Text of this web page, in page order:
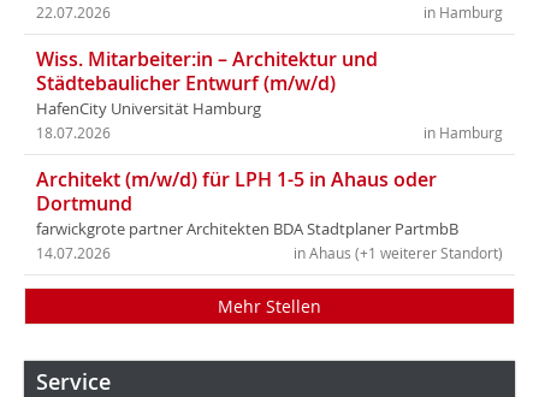
in Hamburg
22.07.2026
Wiss. Mitarbeiter:in – Architektur und
Städtebaulicher Entwurf (m/w/d)
HafenCity Universität Hamburg
in Hamburg
18.07.2026
Architekt (m/w/d) für LPH 1-5 in Ahaus oder
Dortmund
farwickgrote partner Architekten BDA Stadtplaner PartmbB
in Ahaus (+1 weiterer Standort)
14.07.2026
Mehr Stellen
Service